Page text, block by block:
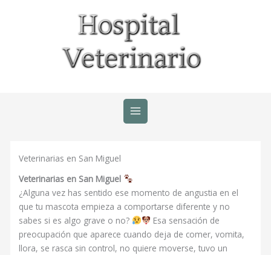
Veterinarias en San Miguel
Veterinarias en San Miguel
¿Alguna vez has sentido ese momento de angustia en el
que tu mascota empieza a comportarse diferente y no
sabes si es algo grave o no?
Esa sensación de
preocupación que aparece cuando deja de comer, vomita,
llora, se rasca sin control, no quiere moverse, tuvo un